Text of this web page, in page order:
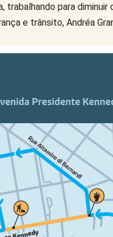
trabalhando para
e trânsito, Andréa